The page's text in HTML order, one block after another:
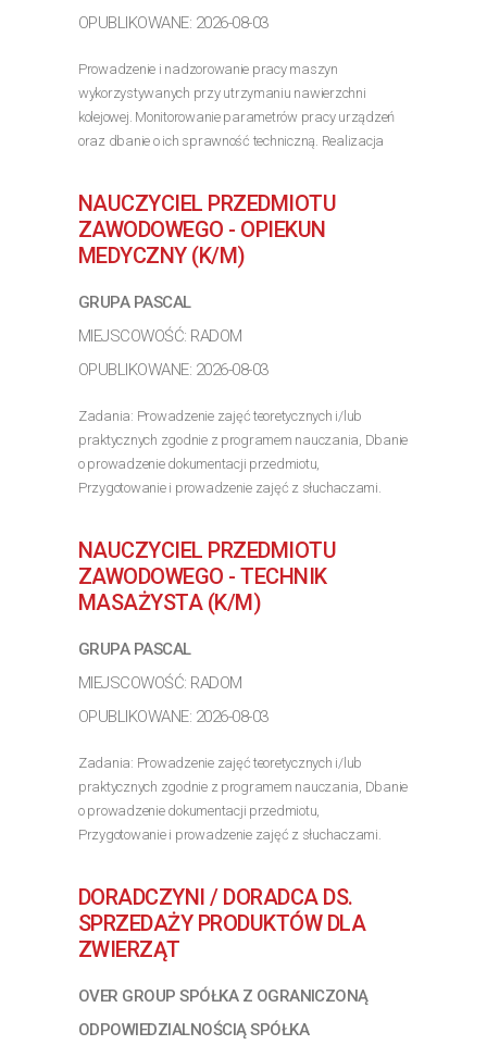
OPUBLIKOWANE: 2026-08-03
Prowadzenie i nadzorowanie pracy maszyn
wykorzystywanych przy utrzymaniu nawierzchni
kolejowej. Monitorowanie parametrów pracy urządzeń
oraz dbanie o ich sprawność techniczną. Realizacja
>> Poznaj szczegóły oferty
NAUCZYCIEL PRZEDMIOTU
ZAWODOWEGO - OPIEKUN
MEDYCZNY (K/M)
GRUPA PASCAL
MIEJSCOWOŚĆ: RADOM
OPUBLIKOWANE: 2026-08-03
Zadania: Prowadzenie zajęć teoretycznych i/lub
praktycznych zgodnie z programem nauczania, Dbanie
o prowadzenie dokumentacji przedmiotu,
Przygotowanie i prowadzenie zajęć z słuchaczami.
>> Poznaj szczegóły oferty
NAUCZYCIEL PRZEDMIOTU
ZAWODOWEGO - TECHNIK
MASAŻYSTA (K/M)
GRUPA PASCAL
MIEJSCOWOŚĆ: RADOM
OPUBLIKOWANE: 2026-08-03
Zadania: Prowadzenie zajęć teoretycznych i/lub
praktycznych zgodnie z programem nauczania, Dbanie
o prowadzenie dokumentacji przedmiotu,
Przygotowanie i prowadzenie zajęć z słuchaczami.
>> Poznaj szczegóły oferty
DORADCZYNI / DORADCA DS.
SPRZEDAŻY PRODUKTÓW DLA
ZWIERZĄT
OVER GROUP SPÓŁKA Z OGRANICZONĄ
ODPOWIEDZIALNOŚCIĄ SPÓŁKA